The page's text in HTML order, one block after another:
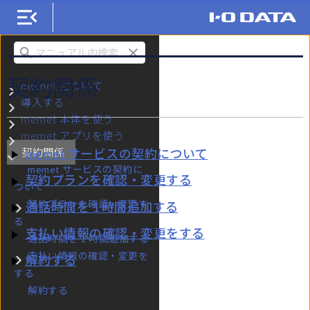
契約関係
memet サービスの契約について
契約プランを確認・変更する
通話時間を 1 時間追加する
支払い情報の確認・変更をする
解約する
KM-ST01（memet）
検索
サブメニュー memet について
memet について
サブメニュー 導入する
導入する
サブメニュー memet 本体を使う
memet 本体を使う
サブメニュー memet アプリを使う
memet アプリを使う
サブメニュー 契約関係
契約関係
memet サービスの契約に
ついて
サブメニュー 契約プランを確認・変更する
契約プランを確認・変更す
る
通話時間を 1 時間追加する
サブメニュー 支払い情報の確認・変更をする
支払い情報の確認・変更を
する
解約する